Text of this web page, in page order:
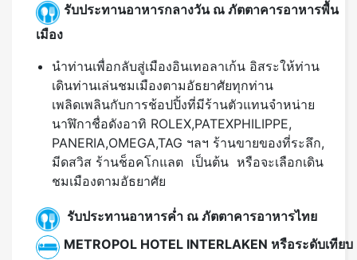
รับประทานอาหารกลางวัน ณ ภัตตาคารอาหารพื้น
เมือง
นำท่านเพื่อกลับสู่เมืองอินเทอลาเก้น อิสระให้ท่าน
เดินท่านเล่นชมเมืองตามอัธยาศัยทุกท่าน
เพลิดเพลินกับการช้อปปิ้งที่มีร้านตัวแทนจำหน่าย
นาฬิกาชื่อดังอาทิ ROLEX,PATEXPHILIPPE,
PANERIA,OMEGA,TAG ฯลฯ ร้านขายของที่ระลึก,
มีดสวิส ร้านช็อคโกแลต เป็นต้น หรือจะเลือกเดิน
ชมเมืองตามอัธยาศัย
รับประทานอาหารค่ำ ณ ภัตตาคารอาหารไทย
METROPOL HOTEL INTERLAKEN หรือระดับเทียบ